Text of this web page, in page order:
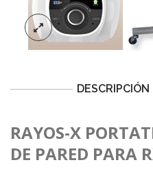
RAYOS-X
DE PARED PARA